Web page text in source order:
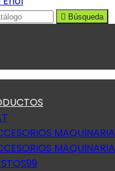
 Búsqueda
MAQUINARIA
MAQUINARIA